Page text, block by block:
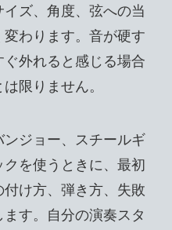
ズ、角度、弦への当
わります。音が硬す
外れると感じる場合
限りません。
ジョー、スチールギ
を使うときに、最初
け方、弾き方、失敗
す。自分の演奏スタ